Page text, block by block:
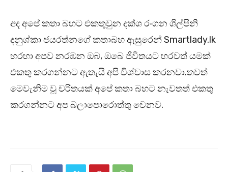
අද අපේ කතා බහට එකතුවුන දක්ශ රංගන ශිල්පිනි
දනුශ්කා ජයරත්නගේ කතාබහ ඇසුරෙන් Smartlady.lk
හරහා අපව නරඹන ඔබ, ඔබෙ ජීවිතයට හරවත් යමක්
එකතු කරගන්නට ඇතැයි අපි විශ්වාස කරනවා.තවත්
මෙවැනිම වූ චරිතයක් අපේ කතා බහට නැවතත් එකතු
කරගන්නට අප බලාපොරොත්තු වෙනව.